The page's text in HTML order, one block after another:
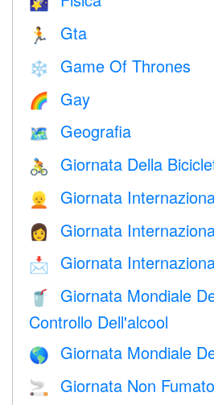
🏃 Gta
❄️ Game Of Thrones
🌈 Gay
🗺 Geografia
🚴 Giornata Della
👱 Giornata
👩 Giornata
📩 Giornata
🥤
Giornata Mondiale
Controllo Dell'alcool
🌎 Giornata Mondiale
🚬 Giornata Non